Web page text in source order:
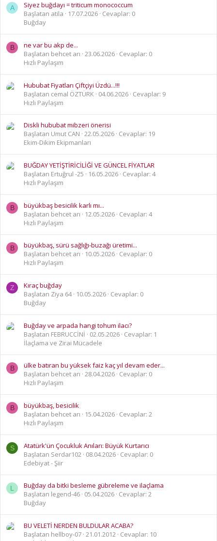
A
Siyez buğdayı = triticum monococcum
Başlatan atila
17.07.2026 Cevaplar: 0
Buğday
B
ne var bu akp de...
Başlatan behcet arı 23.06.2026 Cevaplar: 0
Hızlı Paylaşım
Hububat Fiyatları Çiftçiyi Üzdü...!!!
Başlatan cemal ÖZTÜRK 04.06.2026 Cevaplar: 9
Hızlı Paylaşım
Diskli hububat mibzeri önerisi
Başlatan Umut CAN 22.05.2026 Cevaplar: 19
Ekim-Dikim Ekipmanları
BUĞDAY YETİŞTİRİCİLİĞİ VE GÜNCEL FİYATLAR
Başlatan Ertuğrul -25
16.05.2026 Cevaplar: 4
Hızlı Paylaşım
B
büyükbaş besicilik karlı mı...
Başlatan behcet arı
12.05.2026 Cevaplar: 4
Hızlı Paylaşım
B
büyükbaş, sürü sağlığı-buzağı üretimi...
Başlatan behcet arı
10.05.2026 Cevaplar: 0
Hızlı Paylaşım
Z
Kıraç buğday
Başlatan Ziya 64
10.05.2026 Cevaplar: 0
Buğday
Buğday ve arpada hangi tohum ilacı?
Başlatan FEBRUCCİNİ
02.05.2026 Cevaplar: 1
İlaçlama ve Zirai Mücadele
B
ülke batıran bu yüksek faiz kaç yıl devam eder...
Başlatan behcet arı 28.04.2026 Cevaplar: 0
Hızlı Paylaşım
B
büyükbaş, besicilik
Başlatan behcet arı
15.04.2026 Cevaplar: 2
Hızlı Paylaşım
S
Atatürk'ün Çocukluk Anıları: Büyük Kurtarıcı
Başlatan Serdar102 08.04.2026 Cevaplar: 0
Edebiyat - Şiir
L
Buğday da bitki besleme gübreleme ve ilaçlama
Başlatan legend-46 05.04.2026 Cevaplar: 2
Buğday
BU VELETİ NERDEN BULDULAR ACABA?
Başlatan hellboy-07 21.01.2012 Cevaplar: 10